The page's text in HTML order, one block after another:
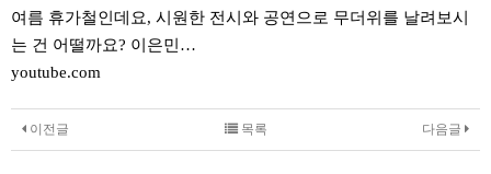
여름 휴가철인데요, 시원한 전시와 공연으로 무더위를 날려보시
는 건 어떨까요? 이은민…
youtube.com
이전글 다음글
목록